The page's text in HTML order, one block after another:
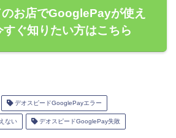
お店でGooglePayが使え
すぐ知りたい方はこちら
デオスピードGooglePayエラー
ない デオスピードGooglePay失敗